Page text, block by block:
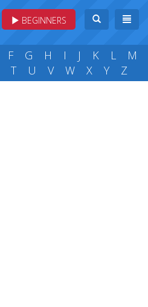
BEGINNERS
F G H I J K L
M
T U V W X Y Z